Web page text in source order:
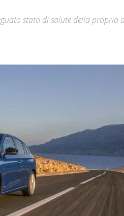
stato di salute della propria